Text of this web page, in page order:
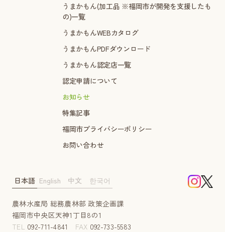
うまかもん(加工品 ※福岡市が開発を支援したも
の)一覧
うまかもんWEBカタログ
うまかもんPDFダウンロード
うまかもん認定店一覧
認定申請について
お知らせ
特集記事
福岡市プライバシーポリシー
お問い合わせ
農林水産局 総務農林部 政策企画課
福岡市中央区天神1丁目8の1
TEL 092-711-4841 FAX 092-733-5583
日本語 English 中文 한국어